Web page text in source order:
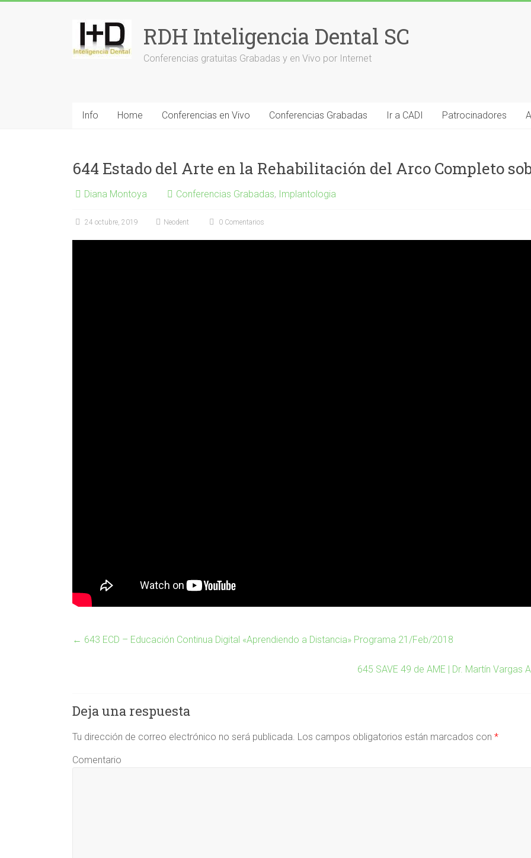
RDH Inteligencia Dental SC
Conferencias gratuitas Grabadas y en Vivo por Internet
Info Home Conferencias en Vivo Conferencias Grabadas Ir a CADI Patrocinadores
644 Estado del Arte en la Rehabilitación del Arco Completo
Diana Montoya Conferencias Grabadas, Implantologia
24 octubre, 2019 Neodent 0 Comentarios
← 643 ECD – Educación Continua Digital «Aprendiendo a Distancia» Programa 21/Feb/2018
645 SAVE 49 de AME | Dr. Martín
Deja una respuesta
Tu dirección de correo electrónico no será publicada. Los campos obligatorios están marcados con *
Comentario